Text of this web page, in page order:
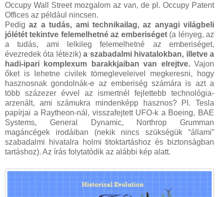
Occupy Wall Street mozgalom az van, de pl. Occupy Patent
Offices az például nincsen.
Pedigaz a tudás, ami technikailag, az anyagi világbeli
jólétét tekintve felemelhetné az emberiséget (a lényeg, az
a tudás, ami lelkileg felemelhetné az emberiséget,
évezredek óta létezik)a szabadalmi hivatalokban, illetve a
hadi-ipari komplexum barakkjaiban van elrejtve. Vajon
őket is lehetne civilek tömegleveleivel megkeresni, hogy
hasznosnak gondolnák-e az emberiség számára is azt a
több százezer évvel az ismertnél fejlettebb technológia-
arzenált, ami számukra mindenképp hasznos? Pl. Tesla
papírjai a Raytheon-nál, visszafejtett UFO-k a Boeing, BAE
Systems, General Dynamic, Northrop Grumman
magáncégek irodáiban (nekik nincs szükségük “állami”
szabadalmi hivatalra holmi titoktartáshoz és biztonságban
tartáshoz). Az írás folytatódik az alábbi kép alatt.